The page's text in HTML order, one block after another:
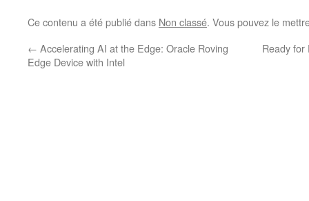
Ce contenu a été publié dans Non classé. Vous pouvez le
← Accelerating AI at the Edge: Oracle Roving
Edge Device with Intel
Ready for